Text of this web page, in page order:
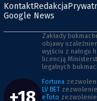
KontaktRedakcja
Google News
Zakłady
objawy
wyjściu z nałogu
licencją
legalnych
Fortuna
LV BET zezwolenie
eToto zezwolenie